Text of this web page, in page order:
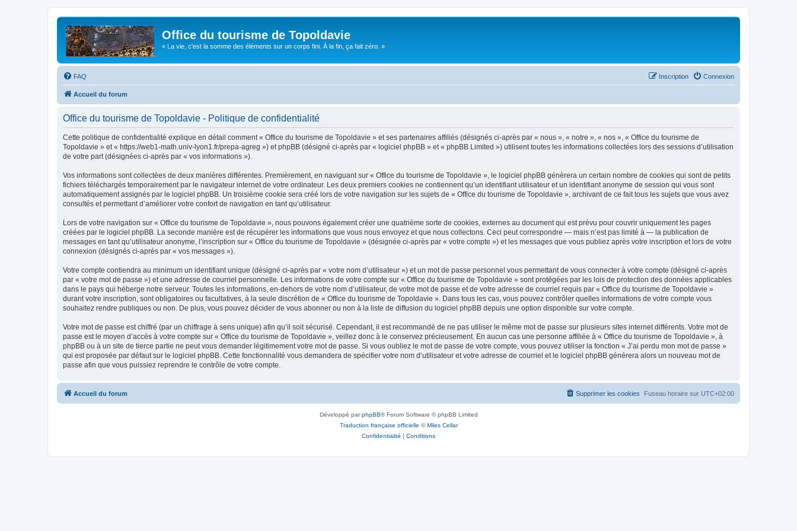
Office du tourisme de Topoldavie
« La vie, c'est la somme des éléments sur un corps fini. À la fin, ça fait zéro. »
FAQ Connexion
Inscription
Accueil du forum
Office du tourisme de Topoldavie - Politique de confidentialité
Cette politique de confidentialité explique en détail comment « Office du tourisme de Topoldavie » et ses partenaires affiliés (désignés ci-après par « nous », « notre », « nos », « Office du tourisme de
Topoldavie » et « https://web1-math.univ-lyon1.fr/prepa-agreg ») et phpBB (désigné ci-après par « logiciel phpBB » et « phpBB Limited ») utilisent toutes les informations collectées lors des sessions d’utilisation
de votre part (désignées ci-après par « vos informations »).
Vos informations sont collectées de deux manières différentes. Premièrement, en naviguant sur « Office du tourisme de Topoldavie », le logiciel phpBB génèrera un certain nombre de cookies qui sont de petits
fichiers téléchargés temporairement par le navigateur internet de votre ordinateur. Les deux premiers cookies ne contiennent qu’un identifiant utilisateur et un identifiant anonyme de session qui vous sont
automatiquement assignés par le logiciel phpBB. Un troisième cookie sera créé lors de votre navigation sur les sujets de « Office du tourisme de Topoldavie », archivant de ce fait tous les sujets que vous avez
consultés et permettant d’améliorer votre confort de navigation en tant qu’utilisateur.
Lors de votre navigation sur « Office du tourisme de Topoldavie », nous pouvons également créer une quatrième sorte de cookies, externes au document qui est prévu pour couvrir uniquement les pages
créées par le logiciel phpBB. La seconde manière est de récupérer les informations que vous nous envoyez et que nous collectons. Ceci peut correspondre — mais n’est pas limité à — la publication de
messages en tant qu’utilisateur anonyme, l’inscription sur « Office du tourisme de Topoldavie » (désignée ci-après par « votre compte ») et les messages que vous publiez après votre inscription et lors de votre
connexion (désignés ci-après par « vos messages »).
Votre compte contiendra au minimum un identifiant unique (désigné ci-après par « votre nom d’utilisateur ») et un mot de passe personnel vous permettant de vous connecter à votre compte (désigné ci-après
par « votre mot de passe ») et une adresse de courriel personnelle. Les informations de votre compte sur « Office du tourisme de Topoldavie » sont protégées par les lois de protection des données applicables
dans le pays qui héberge notre serveur. Toutes les informations, en-dehors de votre nom d’utilisateur, de votre mot de passe et de votre adresse de courriel requis par « Office du tourisme de Topoldavie »
durant votre inscription, sont obligatoires ou facultatives, à la seule discrétion de « Office du tourisme de Topoldavie ». Dans tous les cas, vous pouvez contrôler quelles informations de votre compte vous
souhaitez rendre publiques ou non. De plus, vous pouvez décider de vous abonner ou non à la liste de diffusion du logiciel phpBB depuis une option disponible sur votre compte.
Votre mot de passe est chiffré (par un chiffrage à sens unique) afin qu’il soit sécurisé. Cependant, il est recommandé de ne pas utiliser le même mot de passe sur plusieurs sites internet différents. Votre mot de
passe est le moyen d’accès à votre compte sur « Office du tourisme de Topoldavie », veillez donc à le conservez précieusement. En aucun cas une personne affiliée à « Office du tourisme de Topoldavie », à
phpBB ou à un site de tierce partie ne peut vous demander légitimement votre mot de passe. Si vous oubliez le mot de passe de votre compte, vous pouvez utiliser la fonction « J’ai perdu mon mot de passe »
qui est proposée par défaut sur le logiciel phpBB. Cette fonctionnalité vous demandera de spécifier votre nom d’utilisateur et votre adresse de courriel et le logiciel phpBB générera alors un nouveau mot de
passe afin que vous puissiez reprendre le contrôle de votre compte.
Accueil du forum Fuseau horaire sur UTC+02:00
Supprimer les cookies
Développé parphpBB® Forum Software © phpBB Limited
Traduction française officielle ©Miles Cellar
Confidentialité | Conditions